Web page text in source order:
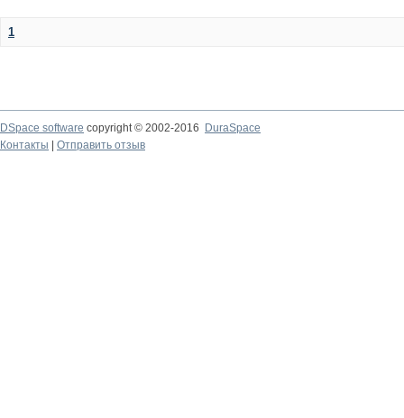
1
DSpace software copyright © 2002-2016
DuraSpace
Контакты
Отправить отзыв